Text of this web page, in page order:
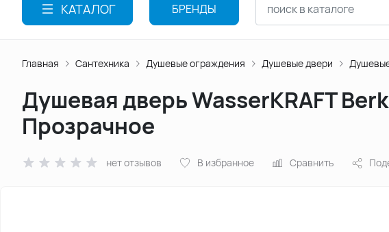
КАТАЛОГ БРЕНДЫ
Главная Сантехника Душевые ограждения Душевые двери
Душевая дверь WasserKRAFT
Прозрачное
нет отзывов В избранное Сравнить